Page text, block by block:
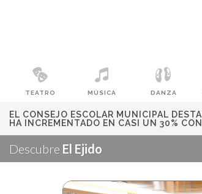
TEATRO MÚSICA DANZA
EL CONSEJO ESCOLAR MUNICIPAL
HA INCREMENTADO EN CASI UN 30%
Descubre El Ejido